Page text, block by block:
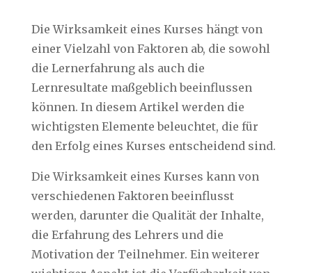
Die Wirksamkeit eines Kurses hängt von
einer Vielzahl von Faktoren ab, die sowohl
die Lernerfahrung als auch die
Lernresultate maßgeblich beeinflussen
können. In diesem Artikel werden die
wichtigsten Elemente beleuchtet, die für
den Erfolg eines Kurses entscheidend sind.
Die Wirksamkeit eines Kurses kann von
verschiedenen Faktoren beeinflusst
werden, darunter die Qualität der Inhalte,
die Erfahrung des Lehrers und die
Motivation der Teilnehmer. Ein weiterer